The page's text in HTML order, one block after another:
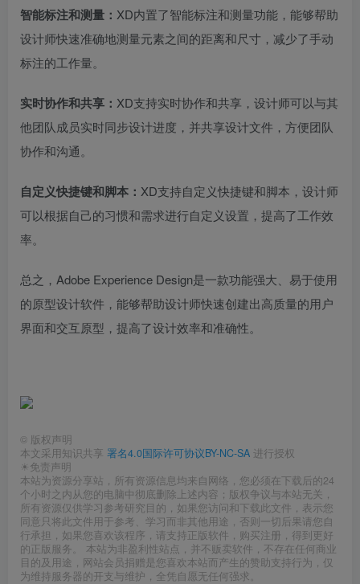
智能标注和测量： XD内置了智能标注和测量功能，能够帮助
设计师快速准确地测量元素之间的距离和尺寸，减少了手动
标注的工作量。
实时协作和共享： XD支持实时协作和共享，设计师可以与其
他团队成员实时同步设计进度，并共享设计文件，方便团队
协作和沟通。
自定义快捷键和脚本： XD支持自定义快捷键和脚本，设计师
可以根据自己的习惯和需求进行自定义设置，提高了工作效
率。
总之，Adobe Experience Design是一款功能强大、易于使用
的原型设计软件，能够帮助设计师快速创建出高质量的用户
界面和交互原型，提高了设计效率和准确性。
© 版权声明
本文采用知识共享 署名4.0国际许可协议BY-NC-SA 进行授权
☀免责声明
本站为资源分享站，所有资源信息均来自网络，您必须在下载后的24
个小时之内从您的电脑中彻底删除上述内容；版权争议与本站无关，
所有资源仅供学习参考研究目的，如果您访问和下载此文件，表示您
同意只将此文件用于参考、学习而非其他用途，否则一切后果请您自
行承担，如果您喜欢该程序，请支持正版软件，购买注册，得到更好
的正版服务。 本站为非盈利性站点，并不贩卖软件，不存在任何商业
目的及用途，网站会员捐赠是您喜欢本站而产生的赞助支持行为，仅
为维持服务器的开支与维护，全凭自愿无任何强求。